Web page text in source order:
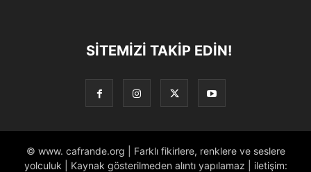
SITEMIZI TAKIP EDIN!
© www. cafrande.org | Farklı fikirlere, renklere ve seslere
yolculuk | Kaynak gösterilmeden alıntı yapılamaz | iletişim: